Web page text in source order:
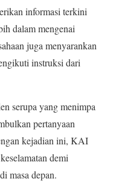
informasi terkini
dalam mengenai
juga menyarankan
instruksi dari
serupa yang menimpa
pertanyaan
kejadian ini, KAI
demi
masa depan.